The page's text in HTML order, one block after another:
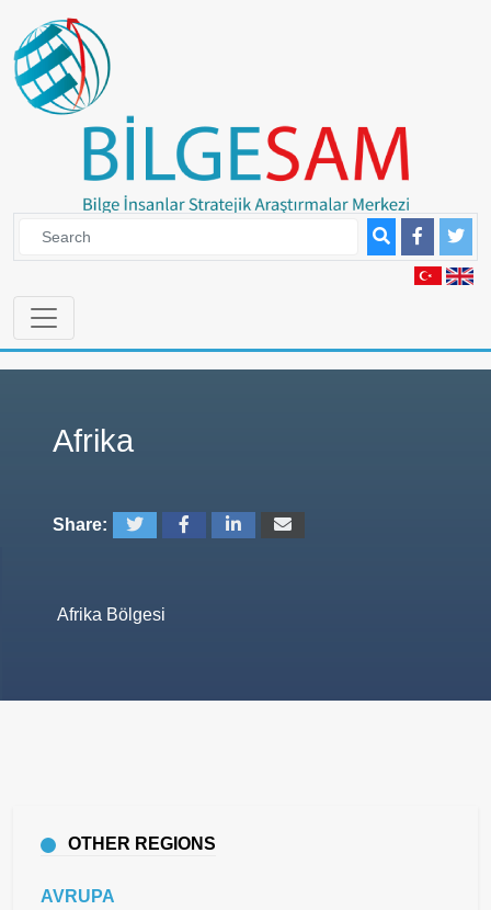
Afrika
Share:
Afrika Bölgesi
OTHER REGIONS
AVRUPA